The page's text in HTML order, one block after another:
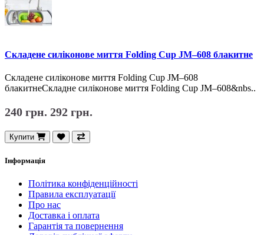
Складене силіконове миття Folding Cup JM–608 блакитне
Складене силіконове миття Folding Cup JM–608
блакитнеСкладне силіконове миття Folding Cup JM–608&nbs..
240 грн. 292 грн.
Купити
Інформація
Політика конфіденційності
Правила експлуатації
Про нас
Доставка і оплата
Гарантія та повернення